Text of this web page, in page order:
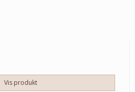
Vis produkt